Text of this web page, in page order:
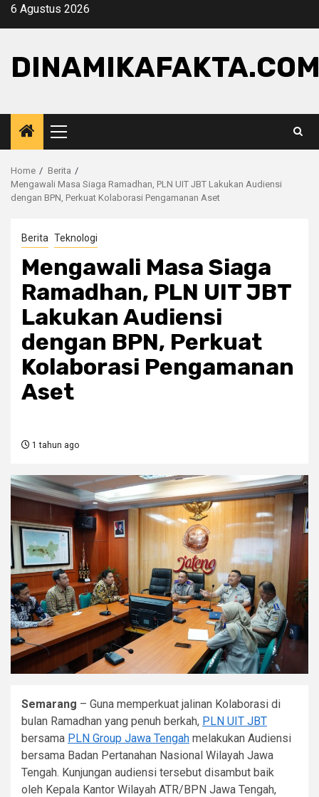
Skip6 Agustus 2026
Primary
Menu
Home
Berita
Mengawali Masa Siaga Ramadhan, PLN UIT JBT Lakukan Audiensi
dengan BPN, Perkuat Kolaborasi Pengamanan Aset
Berita Teknologi
Mengawali Masa Siaga
Ramadhan, PLN UIT JBT
Lakukan Audiensi
dengan BPN, Perkuat
Kolaborasi Pengamanan
Aset
1 tahun ago
Semarang – Guna memperkuat jalinan Kolaborasi di
bulan Ramadhan yang penuh berkah, PLN UIT JBT
bersama PLN Group Jawa Tengah melakukan Audiensi
bersama Badan Pertanahan Nasional Wilayah Jawa
Tengah. Kunjungan audiensi tersebut disambut baik
oleh Kepala Kantor Wilayah ATR/BPN Jawa Tengah,